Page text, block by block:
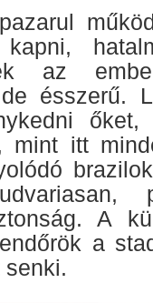
az
ésszerű.
őket,
mint itt
A
a
senki.